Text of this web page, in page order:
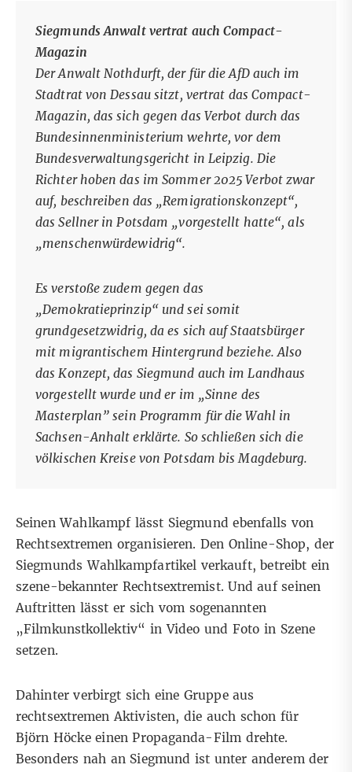
Siegmunds Anwalt vertrat auchCompact-
Magazin
Der Anwalt Nothdurft, der für die AfD auch im
Stadtrat von Dessau sitzt, vertrat das Compact-
Magazin, das sich gegen das Verbot durch das
Bundesinnenministerium wehrte, vor dem
Bundesverwaltungsgericht in Leipzig. Die
Richter hoben das im Sommer 2025 Verbot zwar
auf, beschreiben das „Remigrationskonzept“,
das Sellner in Potsdam „vorgestellt hatte“, als
„menschenwürdewidrig“.
Es verstoße zudem gegen das
„Demokratieprinzip“ und sei somit
grundgesetzwidrig, da es sich auf Staatsbürger
mit migrantischem Hintergrund beziehe. Also
das Konzept, das Siegmund auch im Landhaus
vorgestellt wurde und er im „Sinne des
Masterplan” sein Programm für die Wahl in
Sachsen-Anhalt erklärte. So schließen sich die
völkischen Kreise von Potsdam bis Magdeburg.
Seinen Wahlkampf lässt Siegmund ebenfalls von
Rechtsextremen organisieren. Den Online-Shop, der
Siegmunds Wahlkampfartikel verkauft, betreibt ein
szene-bekannter Rechtsextremist. Und auf seinen
Auftritten lässt er sich vom sogenannten
„Filmkunstkollektiv“ in Video und Foto in Szene
setzen.
Dahinter verbirgt sich eine Gruppe aus
rechtsextremen Aktivisten, die auch schon für
Björn Höcke einen Propaganda-Film drehte.
Besonders nah an Siegmund ist unter anderem der